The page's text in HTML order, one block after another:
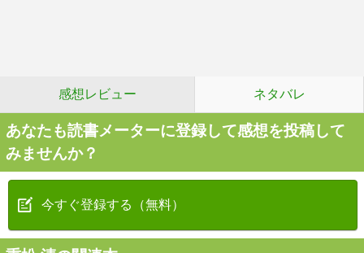
感想レビュー ネタバレ
あなたも読書メーターに登録して感想を投稿して
みませんか？
今すぐ登録する（無料）